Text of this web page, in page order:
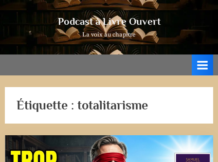
Podcast à Livre Ouvert
La voix au chapitre
Étiquette : totalitarisme